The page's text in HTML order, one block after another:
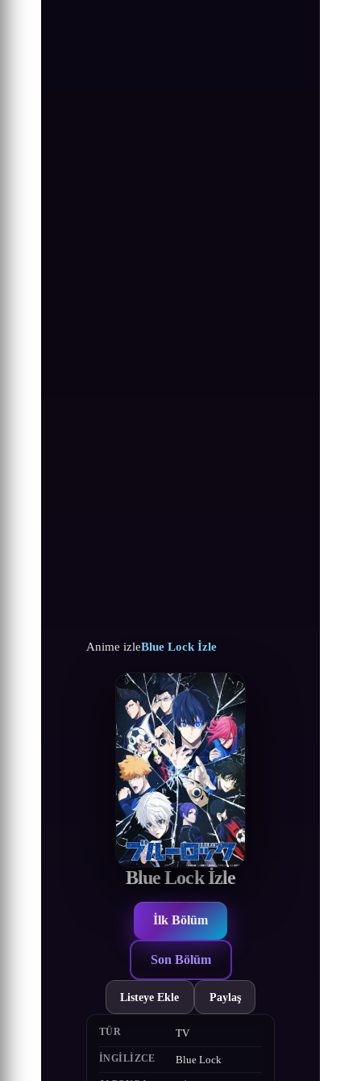
Anime izleBlue Lock İzle
Blue Lock İzle
İlk Bölüm
Son Bölüm
Listeye Ekle Paylaş
TÜR TV
İNGILIZCE Blue Lock